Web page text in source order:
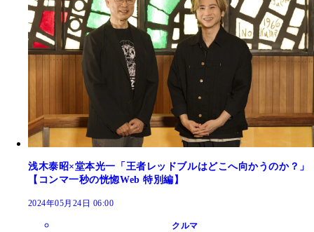
浅木泰昭×堂本光一「王者レッドブルはどこへ向かうのか？」
【コンマ一秒の恍惚Web 特別編】
2024年05月24日 06:00
クルマ